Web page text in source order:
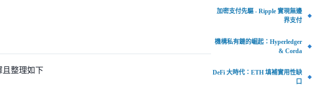
且整理如下
加密支付先驅 - Ripple 實現無邊
界支付
機構私有鏈的崛起：Hyperledger
& Corda
DeFi 大時代：ETH 填補實用性缺
口